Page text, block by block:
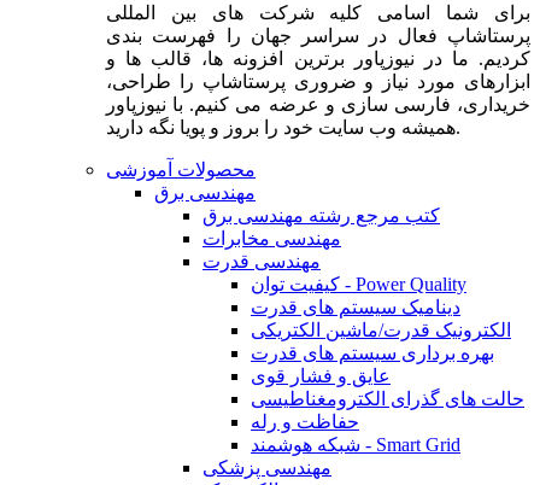
برای شما اسامی کلیه شرکت های بین المللی
پرستاشاپ فعال در سراسر جهان را فهرست بندی
کردیم. ما در نیوزپاور برترین افزونه ها، قالب ها و
ابزارهای مورد نیاز و ضروری پرستاشاپ را طراحی،
خریداری، فارسی سازی و عرضه می کنیم. با نیوزپاور
همیشه وب سایت خود را بروز و پویا نگه دارید.
محصولات آموزشی
مهندسی برق
کتب مرجع رشته مهندسی برق
مهندسی مخابرات
مهندسی قدرت
کیفیت توان - Power Quality
دینامیک سیستم های قدرت
الکترونیک قدرت/ماشین الکتریکی
بهره برداری سیستم های قدرت
عایق و فشار قوی
حالت های گذرای الکترومغناطیسی
حفاظت و رله
شبکه هوشمند - Smart Grid
مهندسی پزشکی